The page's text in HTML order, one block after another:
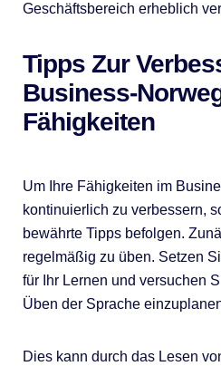
Geschäftsbereich erheblich
Tipps Zur
Business-
Fähigkeiten
Um Ihre Fähigkeiten im
kontinuierlich zu verbessern,
bewährte Tipps befolgen.
regelmäßig zu üben. Setzen
für Ihr Lernen und versuchen
Üben der Sprache
Dies kann durch das Lesen